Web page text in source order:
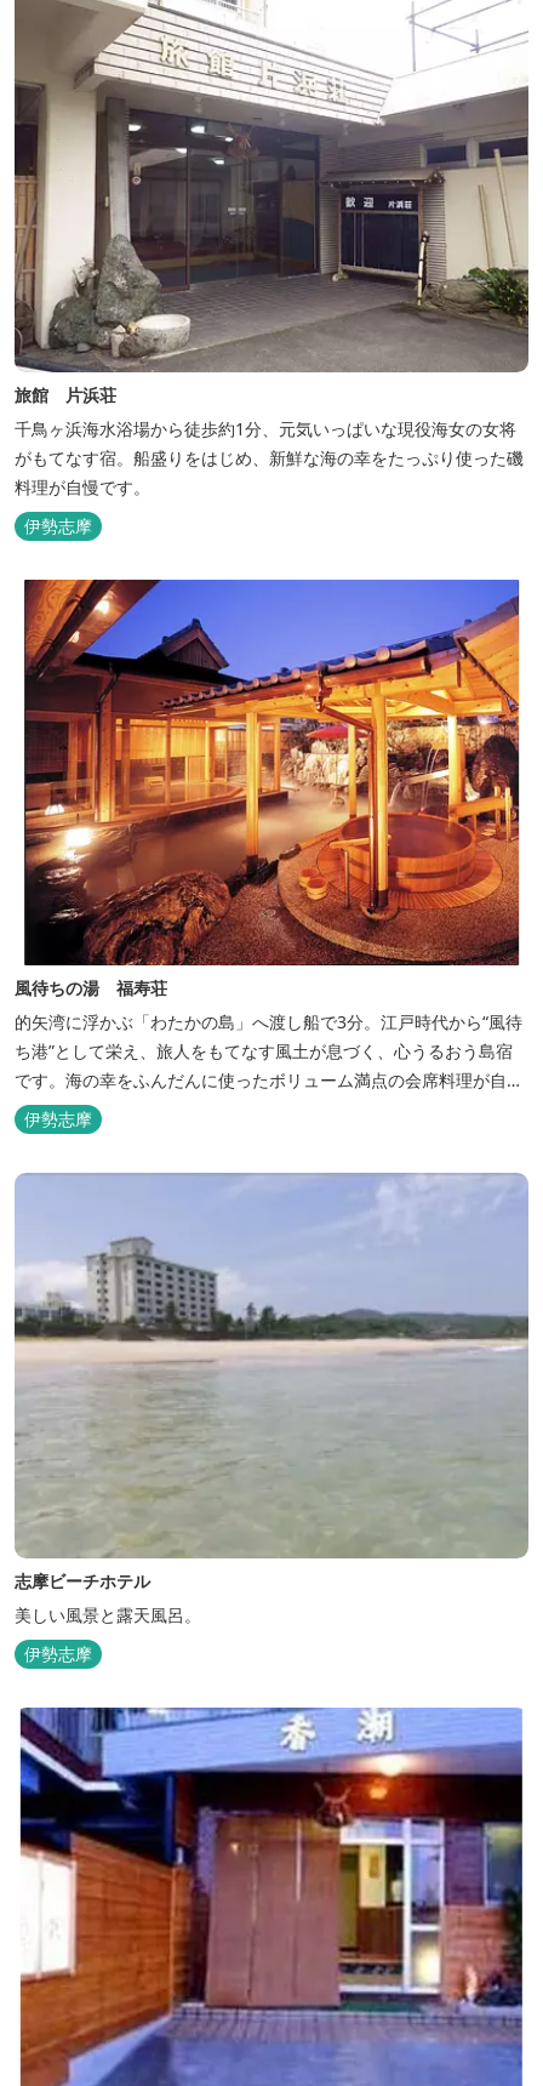
旅館 片浜荘
千鳥ヶ浜海水浴場から徒歩約1分、元気いっぱいな現役海女の女将
がもてなす宿。船盛りをはじめ、新鮮な海の幸をたっぷり使った磯
料理が自慢です。
伊勢志摩
風待ちの湯 福寿荘
的矢湾に浮かぶ「わたかの島」へ渡し船で3分。江戸時代から“風待
ち港”として栄え、旅人をもてなす風土が息づく、心うるおう島宿
です。海の幸をふんだんに使ったボリューム満点の会席料理が自
慢。肌にやさしい天然の療養泉が満喫できるお風呂は、伊勢志摩最
大級の庭園露天風呂です。
伊勢志摩
志摩ビーチホテル
美しい風景と露天風呂。
伊勢志摩